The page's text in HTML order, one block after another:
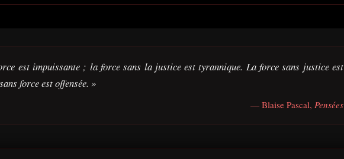
est impuissante ; la force sans la justice est tyrannique. La force sans justice est
force est offensée. »
— Blaise Pascal, Pensées